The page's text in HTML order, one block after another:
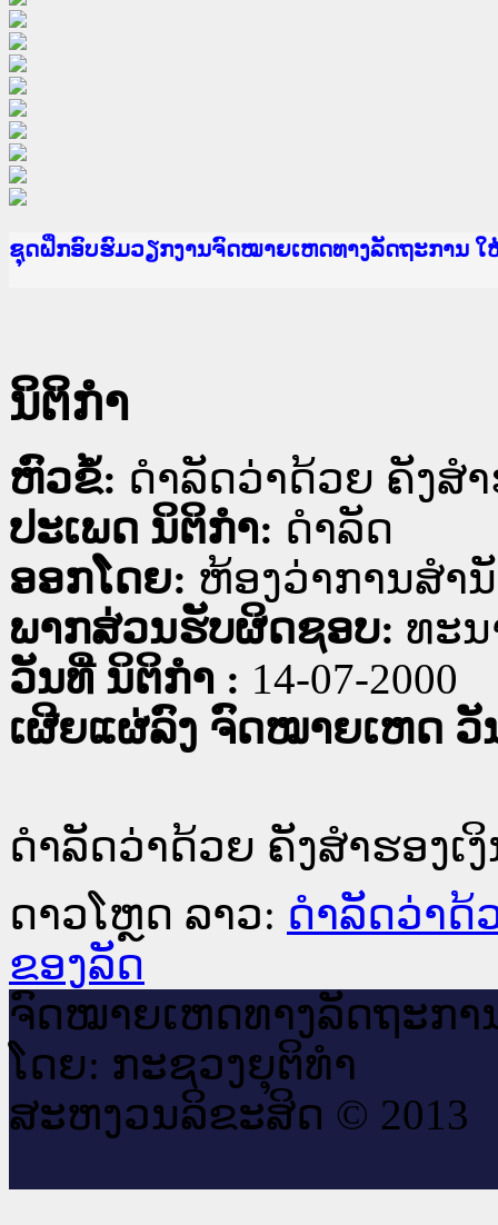
Ministry of Justice Lao PDR
ເຜີຍແຜ່ວັບໄຊຈົດໝາຍເຫດທາງລັດຖະການ ແລະ ແອັ
ກະຊວງຍຸຕິທຳ
ຊຸດຝຶກອົບຮົມວຽກງານຈົດໝາຍເຫດທາງລັດຖະການ
ກອງປະຊຸມທົບທວນຄືນການຈັດຕັ້ງປະຕິບັດວຽກງານຈົ
ຝຶກອົບຮົມ ຜູ່ປະສານງານວຽກງານຈົດໝາຍເຫດທາງລັ
ຝຶກອົບຮົມ ຜູ່ປະສານງານວຽກງານຈົດໝາຍເຫດທາງລັ
ເຜີຍແຜ່ແອັບກົດໝາຍລາວ ແລະ ເວັບໄຊຈົດໝາຍເຫດ
ເຜີຍແຜ່ແອັບກົດໝາຍລາວ ແລະ ເວັບໄຊຈົດໝາຍເຫດ
ຍົກລະດັບວຽກງານຈົດໝາຍເຫດທາງລັດຖະການໃຫ້ຜູ້
ຊຸດຝຶກອົບຮົມວຽກງານຈົດໝາຍເຫດທາງລັດຖະການ ໃ
ນິຕິກໍາ
ຫົວຂໍ້: ດຳລັດວ່າດ້ວຍ ຄັງສຳ
ປະເພດ ນິຕິກໍາ: ດໍາລັດ
ອອກໂດຍ: ຫ້ອງວ່າການສຳ
ພາກສ່ວນຮັບຜິດຊອບ: ທະ
ວັນທີ່ ນິຕິກໍາ : 14-07-2000
ເຜີຍແຜ່ລົງ ຈົດໝາຍເຫດ ວັ
ດຳລັດວ່າດ້ວຍ ຄັງສຳຮອງເ
ດາວໂຫຼດ ລາວ: ດຳລັດວ່າດ້
ຂອງລັດ
ຈົດ​ໝາຍ​ເຫດ​ທາງ​ລັດ​ຖະ​ກາ
ໂດຍ: ກະ​ຊວງຍຸ​ຕິ​ທຳ
ສະ​ຫງວນ​ລິ​ຂະ​ສິດ © 2013